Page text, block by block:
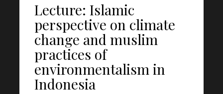
Lecture: Islamic
perspective on climate
change and muslim
practices of
environmentalism in
Indonesia